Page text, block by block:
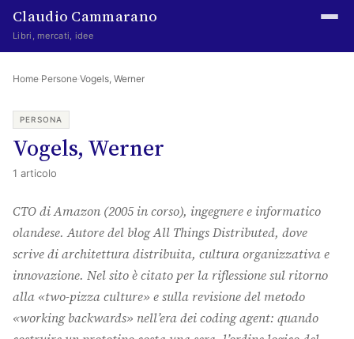
Claudio Cammarano
Libri, mercati, idee
Home
Writings
Curated
Learning log
Irene Media
Indice
About
Home·Persone·Vogels, Werner
PERSONA
Vogels, Werner
1 articolo
CTO di Amazon (2005 in corso), ingegnere e informatico
olandese. Autore del blogAll Things Distributed, dove
scrive di architettura distribuita, cultura organizzativa e
innovazione. Nel sito è citato per la riflessione sul ritorno
alla «two-pizza culture» e sulla revisione del metodo
«working backwards» nell’era dei coding agent: quando